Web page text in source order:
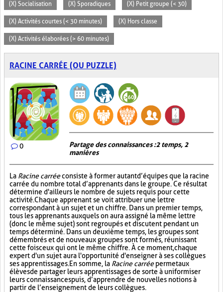
(X) Socialisation (X) Sporadiques (X) Petit groupe (< 30)
(X) Activités courtes (< 30 minutes) (X) Hors classe
(X) Activités élaborées (> 60 minutes)
RACINE CARRÉE (OU PUZZLE)
0
Partage des connaissances : 2 temps, 2
manières
La Racine carréeconsiste à former autant d’équipes que la racine
carrée du nombre total d’apprenants dans le groupe. Ce résultat
détermine d'ailleurs le nombre de sujets requis pour cette
activité. Chaque apprenant se voit attribuer une lettre
correspondant à un sujet et un chiffre. Dans un premier temps,
tous les apprenants auxquels on aura assigné la même lettre
(donc le même sujet) sont regroupés et discutent pendant un
temps déterminé. Dans un deuxième temps, les groupes sont
démembrés et de nouveaux groupes sont formés, réunissant
cette fois ceux qui ont le même chiffre. À ce moment, chaque
expert d'un sujet aura l'opportunité d'enseigner à ses collègues
ses apprentissages. En somme, la Racine carréepermet aux
élèves de partager leurs apprentissages de sorte à uniformiser
leurs connaissances puis, d’apprendre de nouvelles notions à
partir de l’enseignement de leurs collègues.